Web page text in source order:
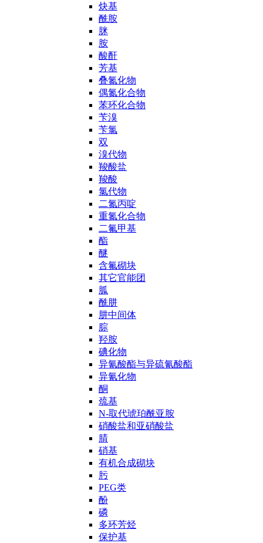
炔基
酰胺
脒
胺
酸酐
芳基
叠氮化物
偶氮化合物
苯环化合物
苄溴
苄氯
双
溴代物
羧酸盐
羧酸
氯代物
二氮丙啶
重氮化合物
二氟甲基
酯
醚
含氟砌块
其它官能团
胍
酰肼
肼中间体
腙
羟胺
碘化物
异氰酸酯与异硫氰酸酯
异氰化物
酮
巯基
N-取代琥珀酰亚胺
硝酸盐和亚硝酸盐
腈
硝基
有机合成砌块
肟
PEG类
酚
磷
多环芳烃
保护基